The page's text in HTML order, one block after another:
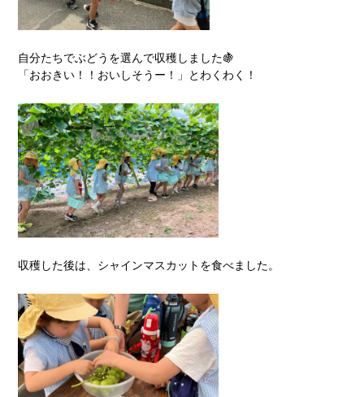
自分たちでぶどうを選んで収穫しました🍇
「おおきい！！おいしそうー！」とわくわく！
収穫した後は、シャインマスカットを食べました。